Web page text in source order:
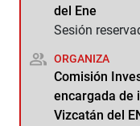
del Ene
Sesión
ORGANIZA
Comisión
encargada de
Vizcatán del